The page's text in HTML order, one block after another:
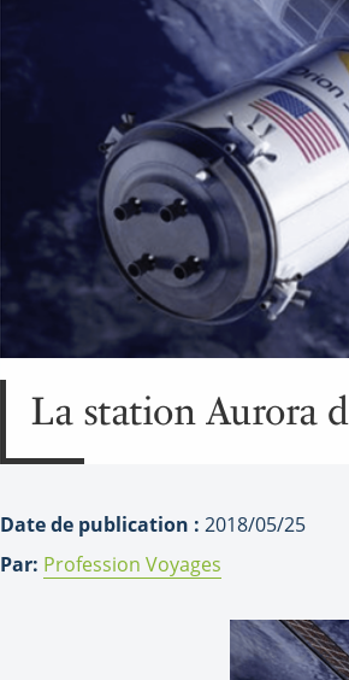
La station Aurora
Date de publication : 2018/05/25
Par: Profession Voyages